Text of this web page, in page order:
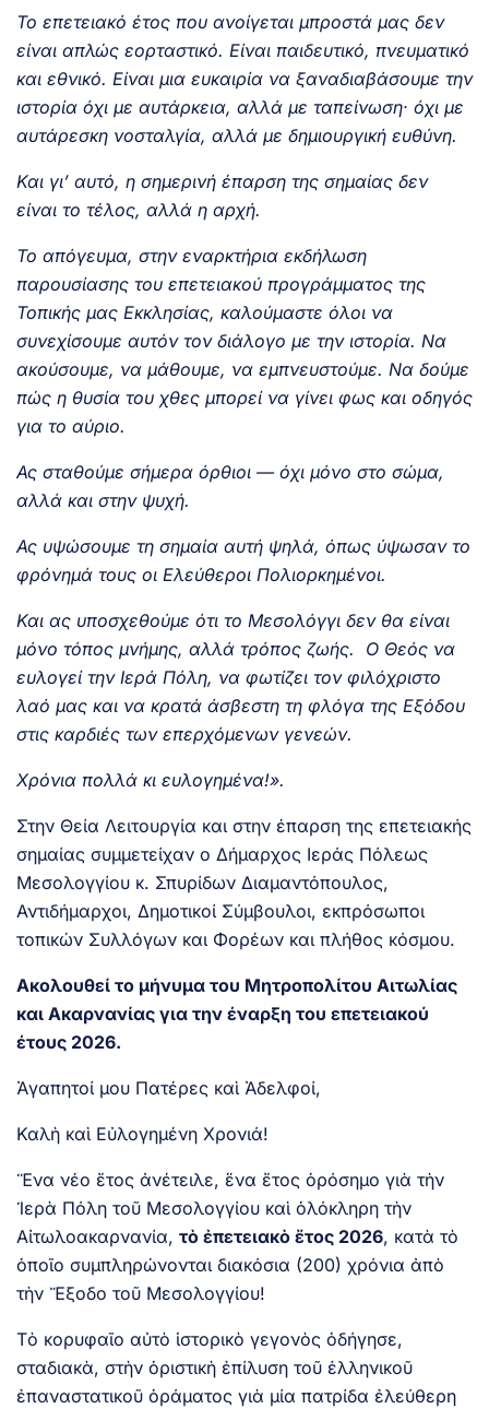
Το επετειακό έτος που ανοίγεται μπροστά μας δεν
είναι απλώς εορταστικό. Είναι παιδευτικό, πνευματικό
και εθνικό. Είναι μια ευκαιρία να ξαναδιαβάσουμε την
ιστορία όχι με αυτάρκεια, αλλά με ταπείνωση· όχι με
αυτάρεσκη νοσταλγία, αλλά με δημιουργική ευθύνη.
Και γι’ αυτό, η σημερινή έπαρση της σημαίας δεν
είναι το τέλος, αλλά η αρχή.
Το απόγευμα, στην εναρκτήρια εκδήλωση
παρουσίασης του επετειακού προγράμματος της
Τοπικής μας Εκκλησίας, καλούμαστε όλοι να
συνεχίσουμε αυτόν τον διάλογο με την ιστορία. Να
ακούσουμε, να μάθουμε, να εμπνευστούμε. Να δούμε
πώς η θυσία του χθες μπορεί να γίνει φως και οδηγός
για το αύριο.
Ας σταθούμε σήμερα όρθιοι — όχι μόνο στο σώμα,
αλλά και στην ψυχή.
Ας υψώσουμε τη σημαία αυτή ψηλά, όπως ύψωσαν το
φρόνημά τους οι Ελεύθεροι Πολιορκημένοι.
Και ας υποσχεθούμε ότι το Μεσολόγγι δεν θα είναι
μόνο τόπος μνήμης, αλλά τρόπος ζωής. Ο Θεός να
ευλογεί την Ιερά Πόλη, να φωτίζει τον φιλόχριστο
λαό μας και να κρατά άσβεστη τη φλόγα της Εξόδου
στις καρδιές των επερχόμενων γενεών.
Χρόνια πολλά κι ευλογημένα!».
Στην Θεία Λειτουργία και στην έπαρση της επετειακής
σημαίας συμμετείχαν ο Δήμαρχος Ιεράς Πόλεως
Μεσολογγίου κ. Σπυρίδων Διαμαντόπουλος,
Αντιδήμαρχοι, Δημοτικοί Σύμβουλοι, εκπρόσωποι
τοπικών Συλλόγων και Φορέων και πλήθος κόσμου.
Ακολουθεί το μήνυμα του Μητροπολίτου Αιτωλίας
και Ακαρνανίας για την έναρξη του επετειακού
έτους 2026.
Ἀγαπητοί μου Πατέρες καὶ Ἀδελφοί,
Καλὴ καὶ Εὐλογημένη Χρονιά!
Ἕνα νέο ἔτος ἀνέτειλε, ἕνα ἔτος ὁρόσημο γιὰ τὴν
Ἱερὰ Πόλη τοῦ Μεσολογγίου καὶ ὁλόκληρη τὴν
Αἰτωλοακαρνανία, τὸ ἐπετειακὸ ἔτος 2026, κατὰ τὸ
ὁποῖο συμπληρώνονται διακόσια (200) χρόνια ἀπὸ
τὴν Ἔξοδο τοῦ Μεσολογγίου!
Τὸ κορυφαῖο αὐτὸ ἱστορικὸ γεγονὸς ὁδήγησε,
σταδιακὰ, στὴν ὁριστικὴ ἐπίλυση τοῦ ἑλληνικοῦ
ἐπαναστατικοῦ ὁράματος γιὰ μία πατρίδα ἐλεύθερη